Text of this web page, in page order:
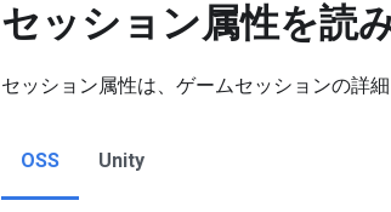
セッション属性を読
セッション属性は、ゲームセッションの詳
OSS Unity